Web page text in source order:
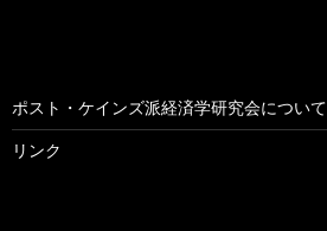
ポスト・ケインズ派経済学研究会について
リンク